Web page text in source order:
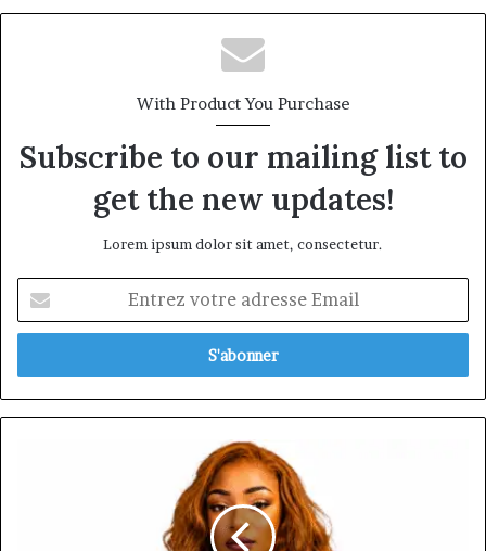
ÉCLORE by Bolanga : à Douala, une
première édition qui investit dans le
leadership avant l’âge adulte
With Product You Purchase
Subscribe to our mailing list to
get the new updates!
Lorem ipsum dolor sit amet, consectetur.
votre
adresse